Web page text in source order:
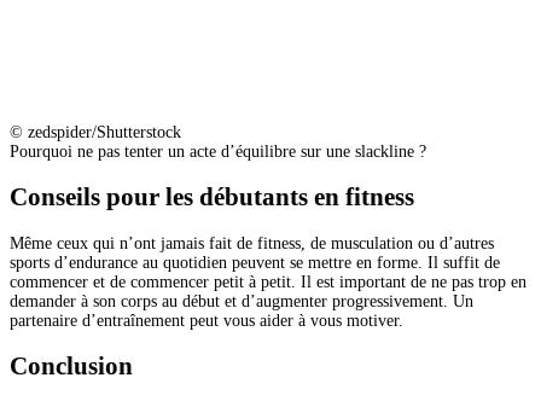
© zedspider/Shutterstock
Pourquoi ne pas tenter un acte d’équilibre sur une slackline ?
Conseils pour les débutants en fitness
Même ceux qui n’ont jamais fait de fitness, de musculation ou d’autres
sports d’endurance au quotidien peuvent se mettre en forme. Il suffit de
commencer et de commencer petit à petit. Il est important de ne pas trop en
demander à son corps au début et d’augmenter progressivement. Un
partenaire d’entraînement peut vous aider à vous motiver.
Conclusion